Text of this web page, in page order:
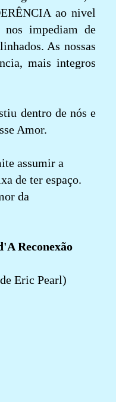
ao nivel
nos impediam de
As nossas
mais integros
dentro de nós e
Amor.
assumir a
de ter espaço.
da
Reconexão
Eric Pearl)